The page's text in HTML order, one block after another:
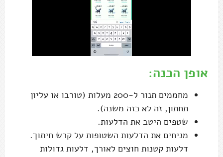
אופן הכנה:
מחממים תנור ל-200 מעלות (טורבו או עליון
תחתון, זה לא כזה משנה).
שטפים היטב את הדלעות.
מניחים את הדלעות השטופות על קרש חיתוך.
דלעות קטנות חוצים לאורך, דלעות גדולות